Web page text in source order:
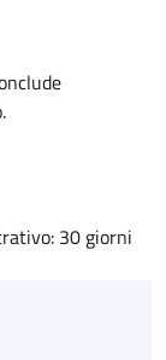
30 giorni